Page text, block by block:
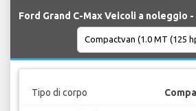
Ford Grand C-Max Veicoli a noleggio
Tipo di corpo